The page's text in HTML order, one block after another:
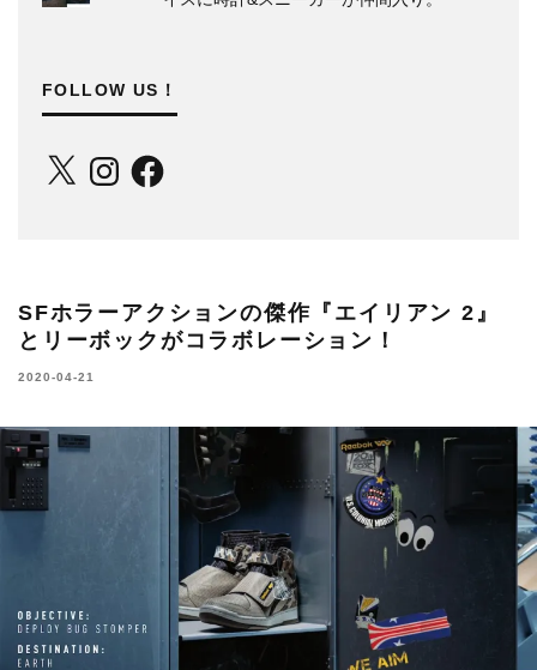
FOLLOW US！
X InstagramFacebook
SFホラーアクションの傑作『エイリアン 2』
とリーボックがコラボレーション！
2020-04-21